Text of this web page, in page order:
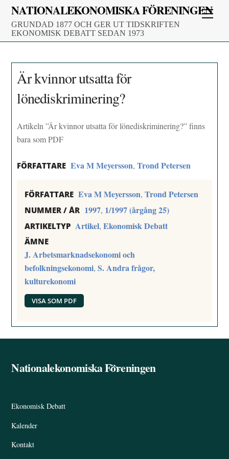
Skip
content
NATIONALEKONOMISKA FÖRENINGEN
GRUNDAD 1877 OCH GER UT TIDSKRIFTEN
EKONOMISK DEBATT SEDAN 1973
Är kvinnor utsatta för
lönediskriminering?
Artikeln ”Är kvinnor utsatta för lönediskriminering?” finns
bara som PDF
FÖRFATTARE Eva M Meyersson,Trond Petersen
FÖRFATTARE Eva M Meyersson,Trond Petersen
NUMMER / ÅR 1997, 1/1997 (årgång 25)
ARTIKELTYP Artikel,Ekonomisk Debatt
ÄMNE
J. Arbetsmarknadsekonomi och
befolkningsekonomi,S. Andra frågor,
kulturekonomi
VISA SOM PDF
Back
Nationalekonomiska Föreningen
Ekonomisk Debatt
Kalender
Kontakt